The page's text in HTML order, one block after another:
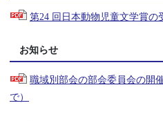
第24 回日本動物児童文学賞の
お知らせ
職域別部会の部会委員会の開
で）